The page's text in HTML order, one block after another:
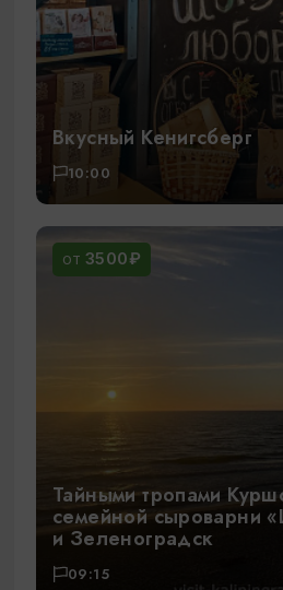
Вкусный Кенигсберг
10:00
ОТ 3500₽
Тайными тропами
семейной сыроварни
и Зеленоградск
09:15